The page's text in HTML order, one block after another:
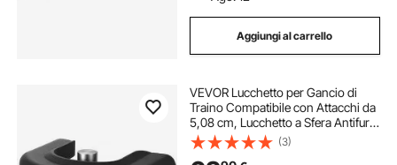
Aggiungi al carrello
VEVOR Lucchetto per Gancio di
Traino Compatibile con Attacchi da
5,08 cm, Lucchetto a Sfera Antifurto
per Rimorchio per Impieghi Gravosi
con 3 Chiavi, Resistente allo Scasso
(3)